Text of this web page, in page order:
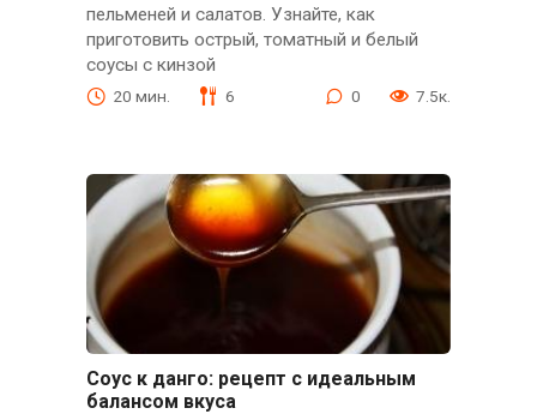
пельменей и салатов. Узнайте, как
приготовить острый, томатный и белый
соусы с кинзой
20 мин. 6 0 7.5к.
Соус к данго: рецепт с идеальным
балансом вкуса